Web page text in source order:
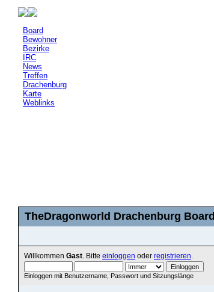
Board
Bewohner
Bezirke
IRC
News
Treffen
Drachenburg
Karte
Weblinks
TheDragonworld Drachenburg Board
Willkommen Gast . Bitte einloggen oder registrieren
Einloggen mit Benutzername, Passwort und Sitzungslänge